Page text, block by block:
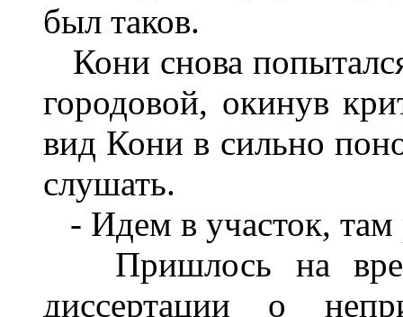
был таков.
Кони снова
городовой, окинув
вид Кони в сильно
слушать.
- Идем в участок, там
Пришлось на
диссертации о